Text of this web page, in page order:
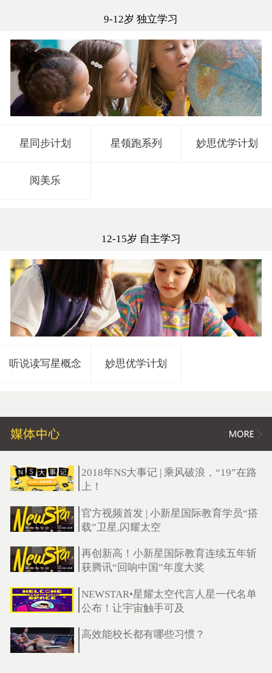
9-12岁 独立学习
星同步计划 星领跑系列 妙思优学计划
阅美乐
12-15岁 自主学习
听说读写星概念 妙思优学计划
2018年NS大事记 | 乘风破浪，“19”在路
上！
官方视频首发 | 小新星国际教育学员“搭
载”卫星,闪耀太空
再创新高！小新星国际教育连续五年斩
获腾讯“回响中国”年度大奖
NEWSTAR•星耀太空代言人星一代名单
公布！让宇宙触手可及
高效能校长都有哪些习惯？